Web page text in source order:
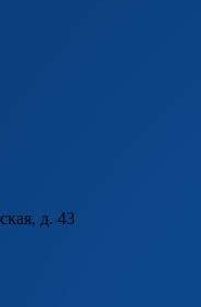
д. 43